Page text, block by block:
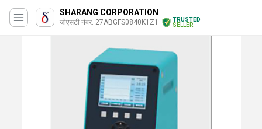
SHARANG CORPORATION
जीएसटी नंबर. 27ABGFS0840K1Z1
TRUSTED
SELLER